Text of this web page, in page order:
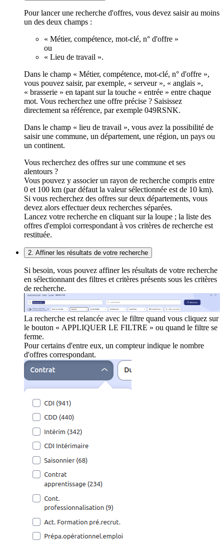
Pour lancer une recherche d'offres, vous devez saisir au moins
un des deux champs :
« Métier, compétence, mot-clé, n° d'offre »
ou
« Lieu de travail ».
Dans le champ « Métier, compétence, mot-clé, n° d'offre »,
vous pouvez saisir, par exemple, « serveur », « anglais »,
« brasserie » en tapant sur la touche « entrée » entre chaque
mot. Vous recherchez une offre précise ? Saisissez
directement sa référence, par exemple 049RSNK.
Dans le champ « lieu de travail », vous avez la possibilité de
saisir une commune, un département, une région, un pays ou
un continent.
Vous recherchez des offres sur une commune et ses
alentours ?
Vous pouvez y associer un rayon de recherche compris entre
0 et 100 km (par défaut la valeur sélectionnée est de 10 km).
Si vous recherchez des offres sur deux départements, vous
devez alors effectuer deux recherches séparées.
Lancez votre recherche en cliquant sur la loupe ; la liste des
offres d'emploi correspondant à vos critères de recherche est
restituée.
2. Affiner les résultats de votre recherche
Si besoin, vous pouvez affiner les résultats de votre recherche
en sélectionnant des filtres et critères présents sous les critères
de recherche.
La recherche est relancée avec le filtre quand vous cliquez sur
le bouton « APPLIQUER LE FILTRE » ou quand le filtre se
ferme.
Pour certains d'entre eux, un compteur indique le nombre
d'offres correspondant.